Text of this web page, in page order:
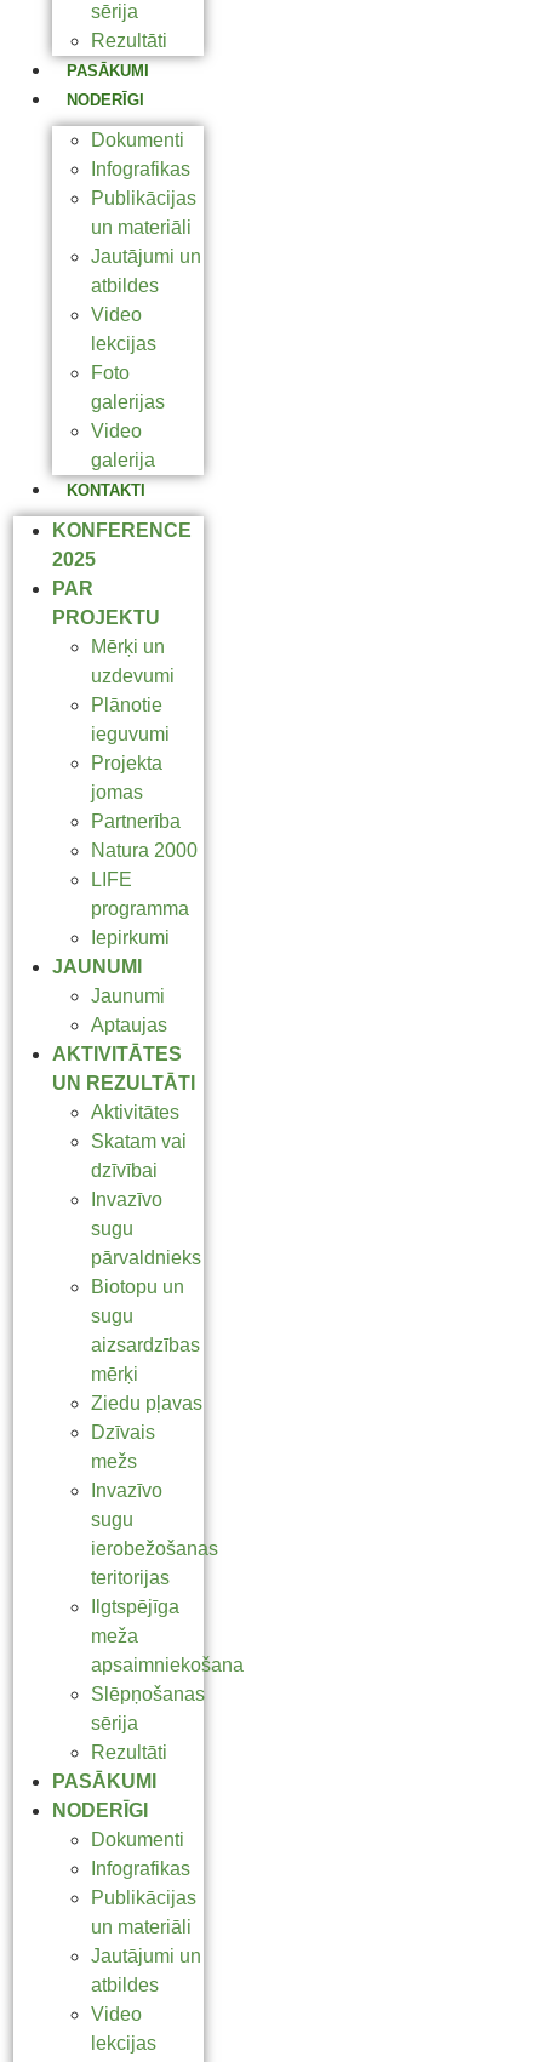
sērija
Rezultāti
PASĀKUMI
NODERĪGI
Dokumenti
Infografikas
Publikācijas
un materiāli
Jautājumi un
atbildes
Video
lekcijas
Foto
galerijas
Video
galerija
KONTAKTI
KONFERENCE
2025
PAR
PROJEKTU
Mērķi un
uzdevumi
Plānotie
ieguvumi
Projekta
jomas
Partnerība
Natura 2000
LIFE
programma
Iepirkumi
JAUNUMI
Jaunumi
Aptaujas
AKTIVITĀTES
UN REZULTĀTI
Aktivitātes
Skatam vai
dzīvībai
Invazīvo
sugu
pārvaldnieks
Biotopu un
sugu
aizsardzības
mērķi
Ziedu pļavas
Dzīvais
mežs
Invazīvo
sugu
ierobežošanas
teritorijas
Ilgtspējīga
meža
apsaimniekošana
Slēpņošanas
sērija
Rezultāti
PASĀKUMI
NODERĪGI
Dokumenti
Infografikas
Publikācijas
un materiāli
Jautājumi un
atbildes
Video
lekcijas